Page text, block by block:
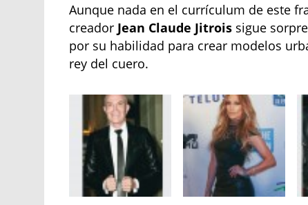
Aunque nada en el currículum de este
creador Jean Claude Jitrois sigue
por su habilidad para crear modelos
rey del cuero.